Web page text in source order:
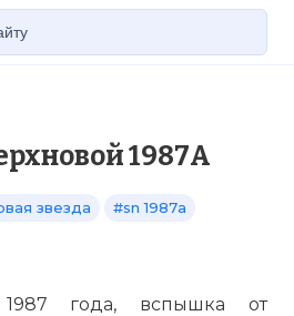
1987A
звезда
#sn 1987a
года, вспышка от